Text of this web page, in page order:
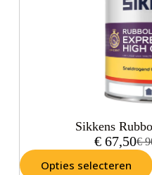
Sikkens
€
€67,50
Opties selecteren